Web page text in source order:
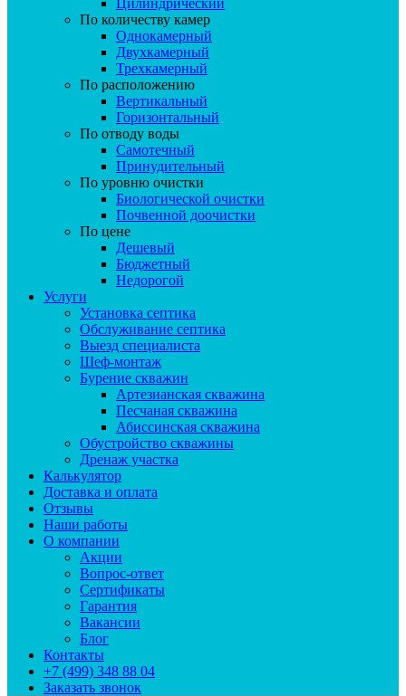
Цилиндрический
По количеству камер
Однокамерный
Двухкамерный
Трехкамерный
По расположению
Вертикальный
Горизонтальный
По отводу воды
Самотечный
Принудительный
По уровню очистки
Биологической очистки
Почвенной доочистки
По цене
Дешевый
Бюджетный
Недорогой
Услуги
Установка септика
Обслуживание септика
Выезд специалиста
Шеф-монтаж
Бурение скважин
Артезианская скважина
Песчаная скважина
Абиссинская скважина
Обустройство скважины
Дренаж участка
Калькулятор
Доставка и оплата
Отзывы
Наши работы
О компании
Акции
Вопрос-ответ
Сертификаты
Гарантия
Вакансии
Блог
Контакты
+7 (499) 348 88 04
Заказать звонок